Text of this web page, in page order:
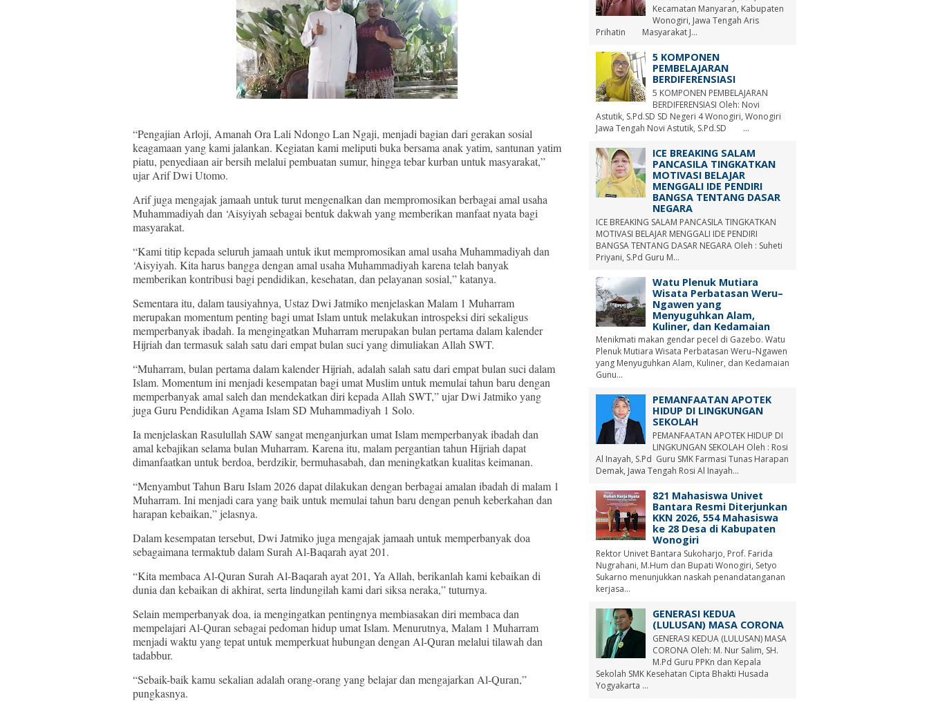
“Pengajian Arloji, Amanah Ora Lali Ndongo Lan Ngaji, menjadi bagian dari gerakan sosial
keagamaan yang kami jalankan. Kegiatan kami meliputi buka bersama anak yatim, santunan yatim
piatu, penyediaan air bersih melalui pembuatan sumur, hingga tebar kurban untuk masyarakat,”
ujar Arif Dwi Utomo.
Arif juga mengajak jamaah untuk turut mengenalkan dan mempromosikan berbagai amal usaha
Muhammadiyah dan ‘Aisyiyah sebagai bentuk dakwah yang memberikan manfaat nyata bagi
masyarakat.
“Kami titip kepada seluruh jamaah untuk ikut mempromosikan amal usaha Muhammadiyah dan
‘Aisyiyah. Kita harus bangga dengan amal usaha Muhammadiyah karena telah banyak
memberikan kontribusi bagi pendidikan, kesehatan, dan pelayanan sosial,” katanya.
Sementara itu, dalam tausiyahnya, Ustaz Dwi Jatmiko menjelaskan Malam 1 Muharram
merupakan momentum penting bagi umat Islam untuk melakukan introspeksi diri sekaligus
memperbanyak ibadah. Ia mengingatkan Muharram merupakan bulan pertama dalam kalender
Hijriah dan termasuk salah satu dari empat bulan suci yang dimuliakan Allah SWT.
“Muharram, bulan pertama dalam kalender Hijriah, adalah salah satu dari empat bulan suci dalam
Islam. Momentum ini menjadi kesempatan bagi umat Muslim untuk memulai tahun baru dengan
memperbanyak amal saleh dan mendekatkan diri kepada Allah SWT,” ujar Dwi Jatmiko yang
juga Guru Pendidikan Agama Islam SD Muhammadiyah 1 Solo.
Ia menjelaskan Rasulullah SAW sangat menganjurkan umat Islam memperbanyak ibadah dan
amal kebajikan selama bulan Muharram. Karena itu, malam pergantian tahun Hijriah dapat
dimanfaatkan untuk berdoa, berdzikir, bermuhasabah, dan meningkatkan kualitas keimanan.
“Menyambut Tahun Baru Islam 2026 dapat dilakukan dengan berbagai amalan ibadah di malam 1
Muharram. Ini menjadi cara yang baik untuk memulai tahun baru dengan penuh keberkahan dan
harapan kebaikan,” jelasnya.
Dalam kesempatan tersebut, Dwi Jatmiko juga mengajak jamaah untuk memperbanyak doa
sebagaimana termaktub dalam Surah Al-Baqarah ayat 201.
“Kita membaca Al-Quran Surah Al-Baqarah ayat 201, Ya Allah, berikanlah kami kebaikan di
dunia dan kebaikan di akhirat, serta lindungilah kami dari siksa neraka,” tuturnya.
Selain memperbanyak doa, ia mengingatkan pentingnya membiasakan diri membaca dan
mempelajari Al-Quran sebagai pedoman hidup umat Islam. Menurutnya, Malam 1 Muharram
menjadi waktu yang tepat untuk memperkuat hubungan dengan Al-Quran melalui tilawah dan
tadabbur.
“Sebaik-baik kamu sekalian adalah orang-orang yang belajar dan mengajarkan Al-Quran,”
pungkasnya.
Kecamatan Manyaran, Kabupaten
Wonogiri, Jawa Tengah Aris
Prihatin Masyarakat J...
5 KOMPONEN
PEMBELAJARAN
BERDIFERENSIASI
5 KOMPONEN PEMBELAJARAN
BERDIFERENSIASI Oleh: Novi
Astutik, S.Pd.SD SD Negeri 4 Wonogiri, Wonogiri
Jawa Tengah Novi Astutik, S.Pd.SD ...
ICE BREAKING SALAM
PANCASILA TINGKATKAN
MOTIVASI BELAJAR
MENGGALI IDE PENDIRI
BANGSA TENTANG DASAR
NEGARA
ICE BREAKING SALAM PANCASILA TINGKATKAN
MOTIVASI BELAJAR MENGGALI IDE PENDIRI
BANGSA TENTANG DASAR NEGARA Oleh : Suheti
Priyani, S.Pd Guru M...
Watu Plenuk Mutiara
Wisata Perbatasan Weru–
Ngawen yang
Menyuguhkan Alam,
Kuliner, dan Kedamaian
Menikmati makan gendar pecel di Gazebo. Watu
Plenuk Mutiara Wisata Perbatasan Weru–Ngawen
yang Menyuguhkan Alam, Kuliner, dan Kedamaian
Gunu...
PEMANFAATAN APOTEK
HIDUP DI LINGKUNGAN
SEKOLAH
PEMANFAATAN APOTEK HIDUP DI
LINGKUNGAN SEKOLAH Oleh : Rosi
Al Inayah, S.Pd Guru SMK Farmasi Tunas Harapan
Demak, Jawa Tengah Rosi Al Inayah...
821 Mahasiswa Univet
Bantara Resmi Diterjunkan
KKN 2026, 554 Mahasiswa
ke 28 Desa di Kabupaten
Wonogiri
Rektor Univet Bantara Sukoharjo, Prof. Farida
Nugrahani, M.Hum dan Bupati Wonogiri, Setyo
Sukarno menunjukkan naskah penandatanganan
kerjasa...
GENERASI KEDUA
(LULUSAN) MASA CORONA
GENERASI KEDUA (LULUSAN) MASA
CORONA Oleh: M. Nur Salim, SH.
M.Pd Guru PPKn dan Kepala
Sekolah SMK Kesehatan Cipta Bhakti Husada
Yogyakarta ...